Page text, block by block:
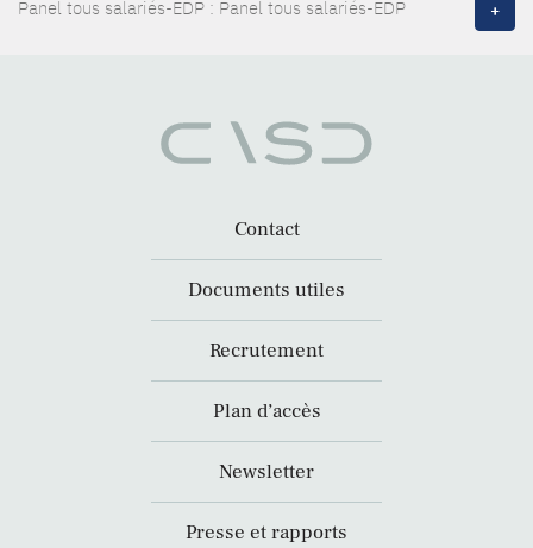
Panel tous salariés-EDP : Panel tous salariés-EDP
+
Contact
Documents utiles
Recrutement
Plan d’accès
Newsletter
Presse et rapports